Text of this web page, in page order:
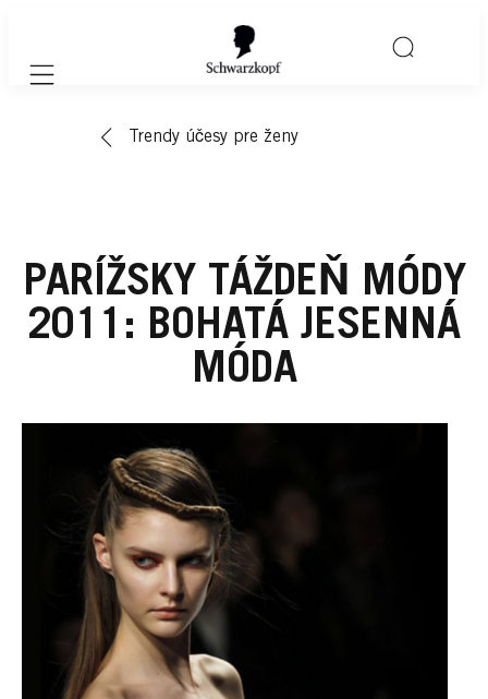
Mobile navigation
Trendy účesy pre ženy
PARÍŽSKY TÁŽDEŇ MÓDY
2011: BOHATÁ JESENNÁ
MÓDA